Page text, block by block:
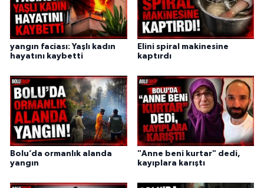
yangın faciası: Yaşlı kadın
hayatını kaybetti
Elini spiral makinesine
kaptırdı
Bolu’da ormanlık alanda
yangın
"Anne beni kurtar" dedi,
kayıplara karıştı